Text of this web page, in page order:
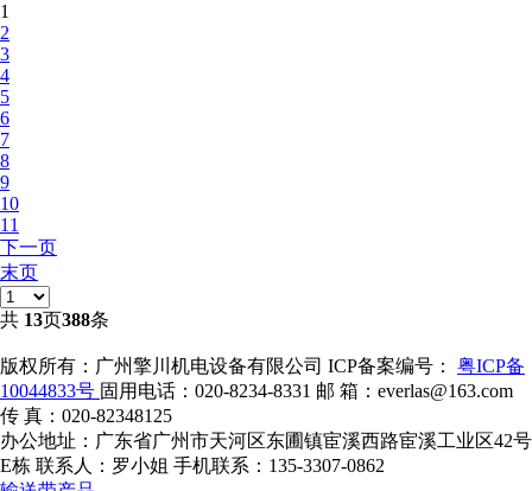
1
2
3
4
5
6
7
8
9
10
11
下一页
末页
共 13页388条
版权所有：广州擎川机电设备有限公司 ICP备案编号： 粤ICP备
10044833号 固用电话：020-8234-8331 邮 箱：everlas@163.com
传 真：020-82348125
办公地址：广东省广州市天河区东圃镇宦溪西路宦溪工业区42号
E栋 联系人：罗小姐 手机联系：135-3307-0862